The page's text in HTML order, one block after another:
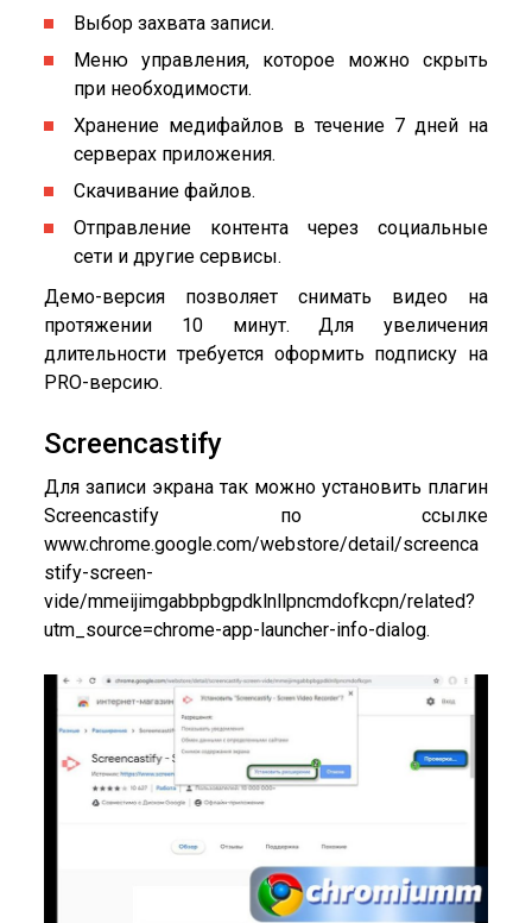
Выбор захвата записи.
Меню управления, которое можно скрыть
при необходимости.
Хранение медифайлов в течение 7 дней на
серверах приложения.
Скачивание файлов.
Отправление контента через социальные
сети и другие сервисы.
Демо-версия позволяет снимать видео на
протяжении 10 минут. Для увеличения
длительности требуется оформить подписку на
PRO-версию.
Screencastify
Для записи экрана так можно установить плагин
Screencastify по ссылке
www.chrome.google.com/webstore/detail/screenca
stify-screen-
vide/mmeijimgabbpbgpdklnllpncmdofkcpn/related?
utm_source=chrome-app-launcher-info-dialog.